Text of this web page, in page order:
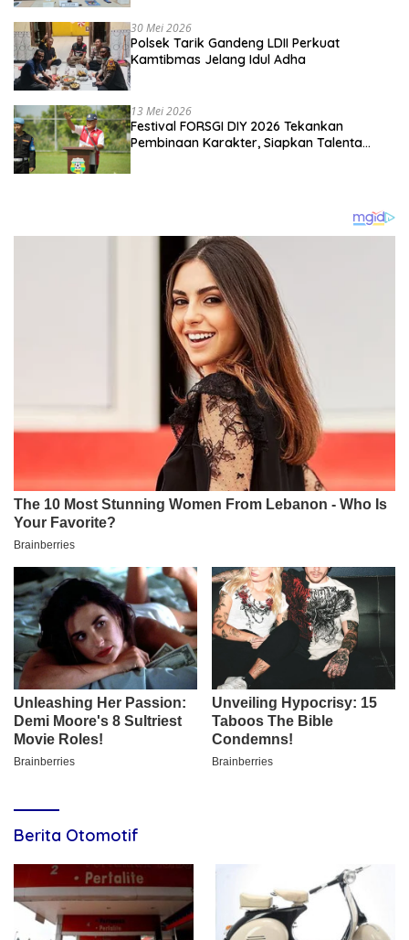
30 Mei 2026
Polsek Tarik Gandeng LDII Perkuat
Kamtibmas Jelang Idul Adha
13 Mei 2026
Festival FORSGI DIY 2026 Tekankan
Pembinaan Karakter, Siapkan Talenta
Berita Otomotif